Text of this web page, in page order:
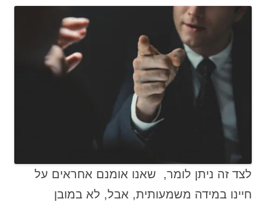
לצד זה ניתן לומר, שאנו אומנם אחראים על
חיינו במידה משמעותית, אבל, לא במובן